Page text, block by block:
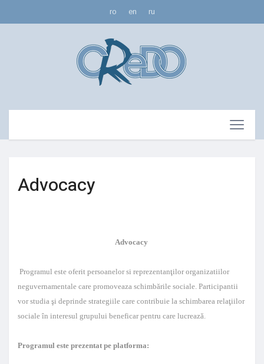
ro en ru
Advocacy
Advocacy
Programul este oferit persoanelor si reprezentanţilor organizatiilor
neguvernamentale care promoveaza schimbările sociale. Participantii
vor studia şi deprinde strategiile care contribuie la schimbarea relaţiilor
sociale în interesul grupului beneficar pentru care lucrează.
Programul este prezentat pe platforma: